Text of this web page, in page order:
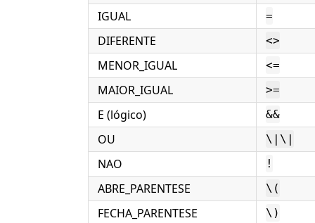
IGUAL =
DIFERENTE <>
MENOR_IGUAL <=
MAIOR_IGUAL >=
E (lógico) &&
OU \|\|
NAO !
ABRE_PARENTESE \(
FECHA_PARENTESE \)